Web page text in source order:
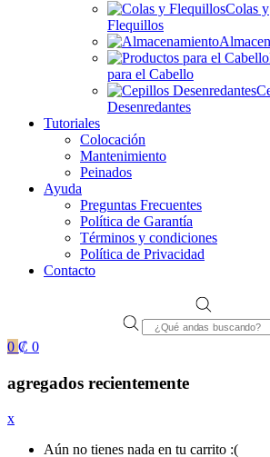
Colas y
Flequillos
para el Cabello
Desenredantes
Tutoriales
Colocación
Mantenimiento
Peinados
Ayuda
Preguntas Frecuentes
Política de Garantía
Términos y condiciones
Política de Privacidad
Contacto
Products
search
0 ₡ 0
agregados recientemente
x
Aún no tienes nada en tu carrito :(